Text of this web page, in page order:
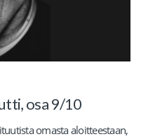
osa 9/10
omasta aloitteestaan,